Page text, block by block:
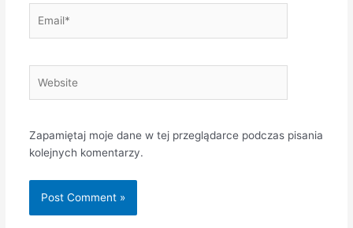
Zapamiętaj moje dane w tej przeglądarce podczas pisania
kolejnych komentarzy.